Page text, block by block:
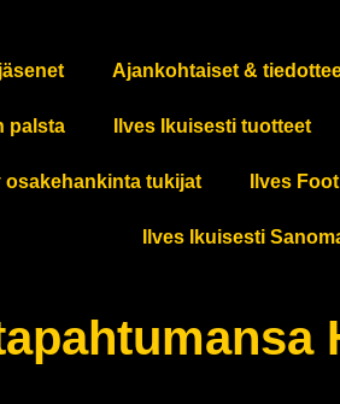
Ajankohtaiset &
palsta Ilves Ikuisesti tuotteet
osakehankinta tukijat Ilves
Ilves Ikuisesti